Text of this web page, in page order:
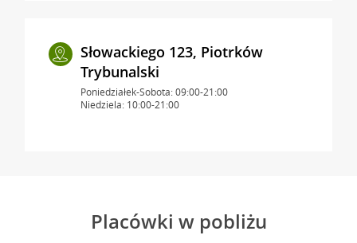
Słowackiego 123, Piotrków
Trybunalski
Poniedziałek-Sobota: 09:00-21:00
Niedziela: 10:00-21:00
Placówki w pobliżu